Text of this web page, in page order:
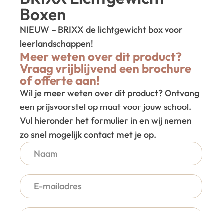
Boxen
NIEUW – BRIXX de lichtgewicht box voor
leerlandschappen!
Meer weten over dit product?
Vraag vrijblijvend een brochure
of offerte aan!
Wil je meer weten over dit product? Ontvang
een prijsvoorstel op maat voor jouw school.
Vul hieronder het formulier in en wij nemen
zo snel mogelijk contact met je op.